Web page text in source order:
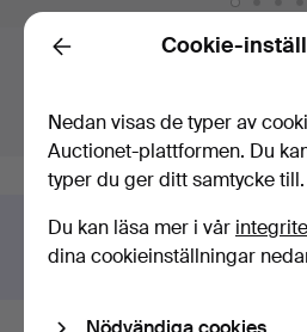
Budgivning
Högsta bud:
Värdering: 1 687 USD 19
Har du något liknande att
Gör en kostnadsfri
Back Cookie-
Nedan visas de typer av
Auctionet-plattformen. Du
typer du ger ditt samtycke till.
Du kan läsa mer i vår
dina cookieinställningar